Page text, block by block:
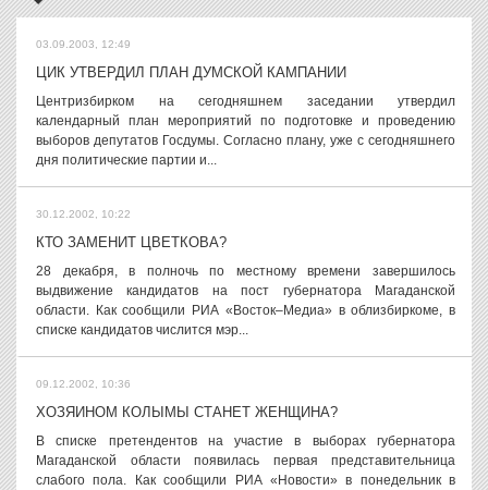
03.09.2003, 12:49
ЦИК УТВЕРДИЛ ПЛАН ДУМСКОЙ КАМПАНИИ
Центризбирком на сегодняшнем заседании утвердил
календарный план мероприятий по подготовке и проведению
выборов депутатов Госдумы. Согласно плану, уже с сегодняшнего
дня политические партии и...
30.12.2002, 10:22
КТО ЗАМЕНИТ ЦВЕТКОВА?
28 декабря, в полночь по местному времени завершилось
выдвижение кандидатов на пост губернатора Магаданской
области. Как сообщили РИА «Восток–Медиа» в облизбиркоме, в
списке кандидатов числится мэр...
09.12.2002, 10:36
ХОЗЯИНОМ КОЛЫМЫ СТАНЕТ ЖЕНЩИНА?
В списке претендентов на участие в выборах губернатора
Магаданской области появилась первая представительница
слабого пола. Как сообщили РИА «Новости» в понедельник в